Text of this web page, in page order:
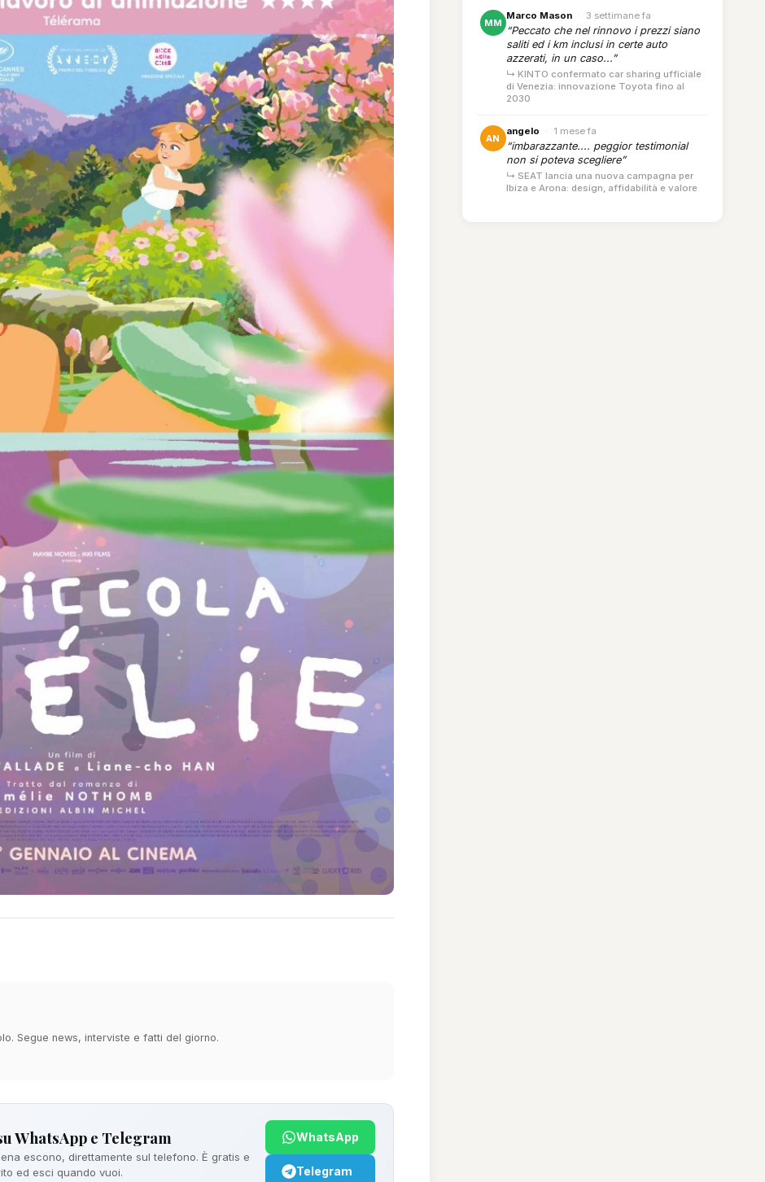
Segue news, interviste e fatti del giorno.
WhatsApp e Telegram
escono, direttamente sul telefono. È gratis e
ed esci quando vuoi.
WhatsApp
Telegram
MM
Marco Mason · 3 settimane fa
“Peccato che nel rinnovo i prezzi siano
saliti ed i km inclusi in certe auto
azzerati, in un caso...”
↳ KINTO confermato car sharing ufficiale
di Venezia: innovazione Toyota fino al
2030
AN
angelo · 1 mese fa
“imbarazzante.... peggior testimonial
non si poteva scegliere”
↳ SEAT lancia una nuova campagna per
Ibiza e Arona: design, affidabilità e valore